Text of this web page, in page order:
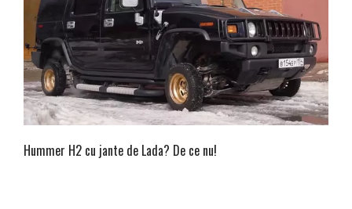
Hummer H2 cu jante de Lada? De ce nu!